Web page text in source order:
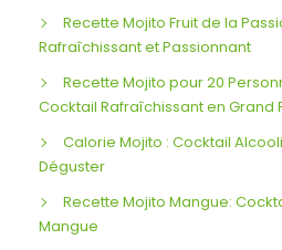
Recette Mojito Fruit de la
Rafraîchissant et Passionnant
Recette Mojito pour 20
Cocktail Rafraîchissant en Grand
Calorie Mojito : Cocktail
Déguster
Recette Mojito Mangue:
Mangue